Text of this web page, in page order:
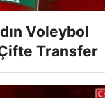
Voleybol
Çifte Transfer